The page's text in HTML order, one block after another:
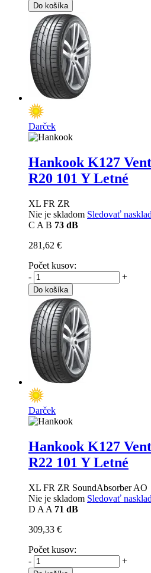
Do košíka
Darček
Hankook K127
R20 101 Y Letné
XL FR ZR
Nie je skladom Sledovať
C A B 73 dB
281,62 €
Počet kusov:
-
+
Do košíka
Darček
Hankook K127
R22 101 Y Letné
XL FR ZR SoundAbsorber AO
Nie je skladom Sledovať
D A A 71 dB
309,33 €
Počet kusov:
-
+